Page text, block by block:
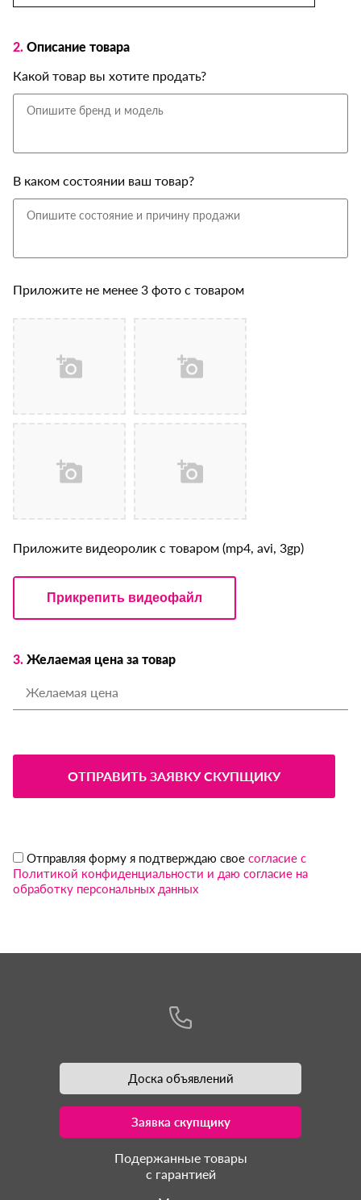
2. Описание товара
Какой товар вы хотите продать?
В каком состоянии ваш товар?
Приложите не менее 3 фото с товаром
Приложите видеоролик с товаром (mp4, avi, 3gp)
Прикрепить видеофайл
3. Желаемая цена за товар
ОТПРАВИТЬ ЗАЯВКУ СКУПЩИКУ
Отправляя форму я подтверждаю своесогласие с
Политикой конфиденциальности и даю согласие на
обработку персональных данных
Доска объявлений
Заявка скупщику
Подержанные товары
с гарантией